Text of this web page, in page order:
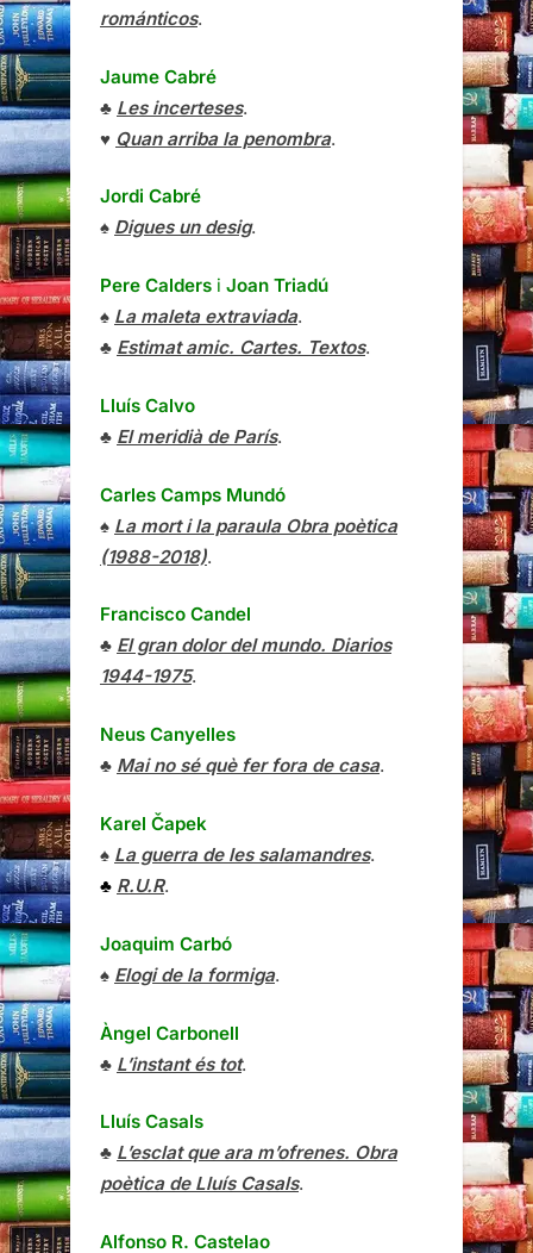
románticos.
Jaume Cabré
♣ Les incerteses.
♥ Quan arriba la penombra.
Jordi Cabré
♠ Digues un desig.
Pere Calders i Joan Triadú
♠ La maleta extraviada.
♣ Estimat amic. Cartes. Textos.
Lluís Calvo
♣ El meridià de París.
Carles Camps Mundó
♠ La mort i la paraula Obra poètica
(1988-2018).
Francisco Candel
♣ El gran dolor del mundo. Diarios
1944-1975.
Neus Canyelles
♣ Mai no sé què fer fora de casa.
Karel Čapek
♠ La guerra de les salamandres.
♣ R.U.R.
Joaquim Carbó
♠ Elogi de la formiga.
Àngel Carbonell
♣ L’instant és tot.
Lluís Casals
♣ L’esclat que ara m’ofrenes. Obra
poètica de Lluís Casals.
Alfonso R. Castelao